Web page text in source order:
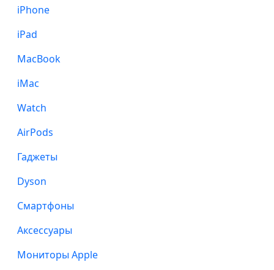
iPhone
iPad
MacBook
iMac
Watch
AirPods
Гаджеты
Dyson
Смартфоны
Аксессуары
Мониторы Apple